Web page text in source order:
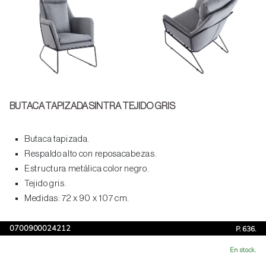
BUTACA TAPIZADA SINTRA TEJIDO GRIS
Butaca tapizada.
Respaldo alto con reposacabezas.
Estructura metálica color negro.
Tejido gris.
Medidas: 72 x 90 x 107 cm.
0700900024212 P. 636.
En stock.